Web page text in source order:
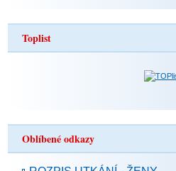
Toplist
Oblíbené odkazy